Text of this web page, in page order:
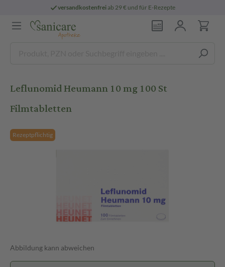
versandkostenfreiab 29 € und für E-Rezepte
Leflunomid Heumann 10 mg 100 St
Filmtabletten
Rezeptpflichtig
Abbildung kann abweichen